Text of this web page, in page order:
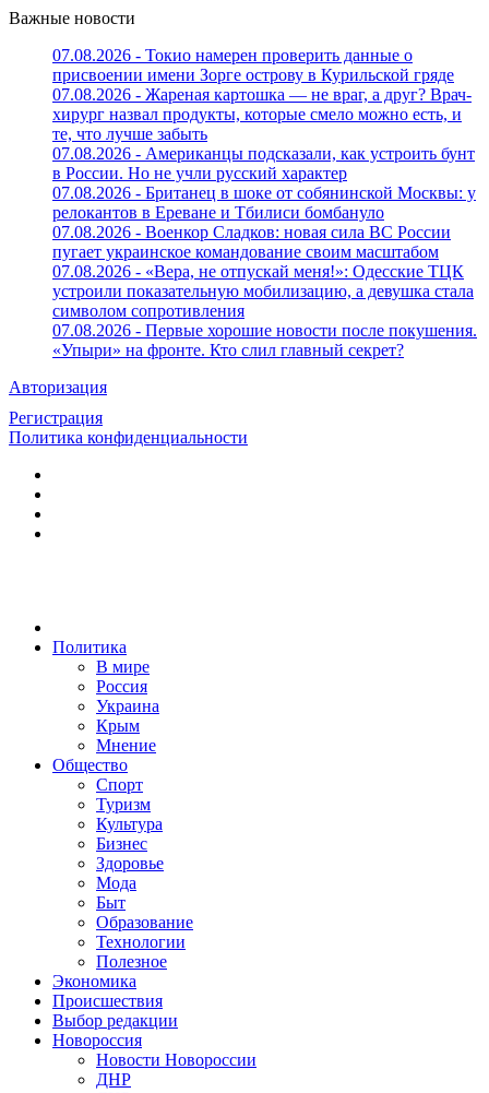
Важные новости
07.08.2026 - Токио намерен проверить данные о
присвоении имени Зорге острову в Курильской гряде
07.08.2026 - Жареная картошка — не враг, а друг? Врач-
хирург назвал продукты, которые смело можно есть, и
те, что лучше забыть
07.08.2026 - Американцы подсказали, как устроить бунт
в России. Но не учли русский характер
07.08.2026 - Британец в шоке от собянинской Москвы: у
релокантов в Ереване и Тбилиси бомбануло
07.08.2026 - Военкор Сладков: новая сила ВС России
пугает украинское командование своим масштабом
07.08.2026 - «Вера, не отпускай меня!»: Одесские ТЦК
устроили показательную мобилизацию, а девушка стала
символом сопротивления
07.08.2026 - Первые хорошие новости после покушения.
«Упыри» на фронте. Кто слил главный секрет?
Авторизация
Регистрация
Политика конфиденциальности
Политика
В мире
Россия
Украина
Крым
Мнение
Общество
Спорт
Туризм
Культура
Бизнес
Здоровье
Мода
Быт
Образование
Технологии
Полезное
Экономика
Происшествия
Выбор редакции
Новороссия
Новости Новороссии
ДНР